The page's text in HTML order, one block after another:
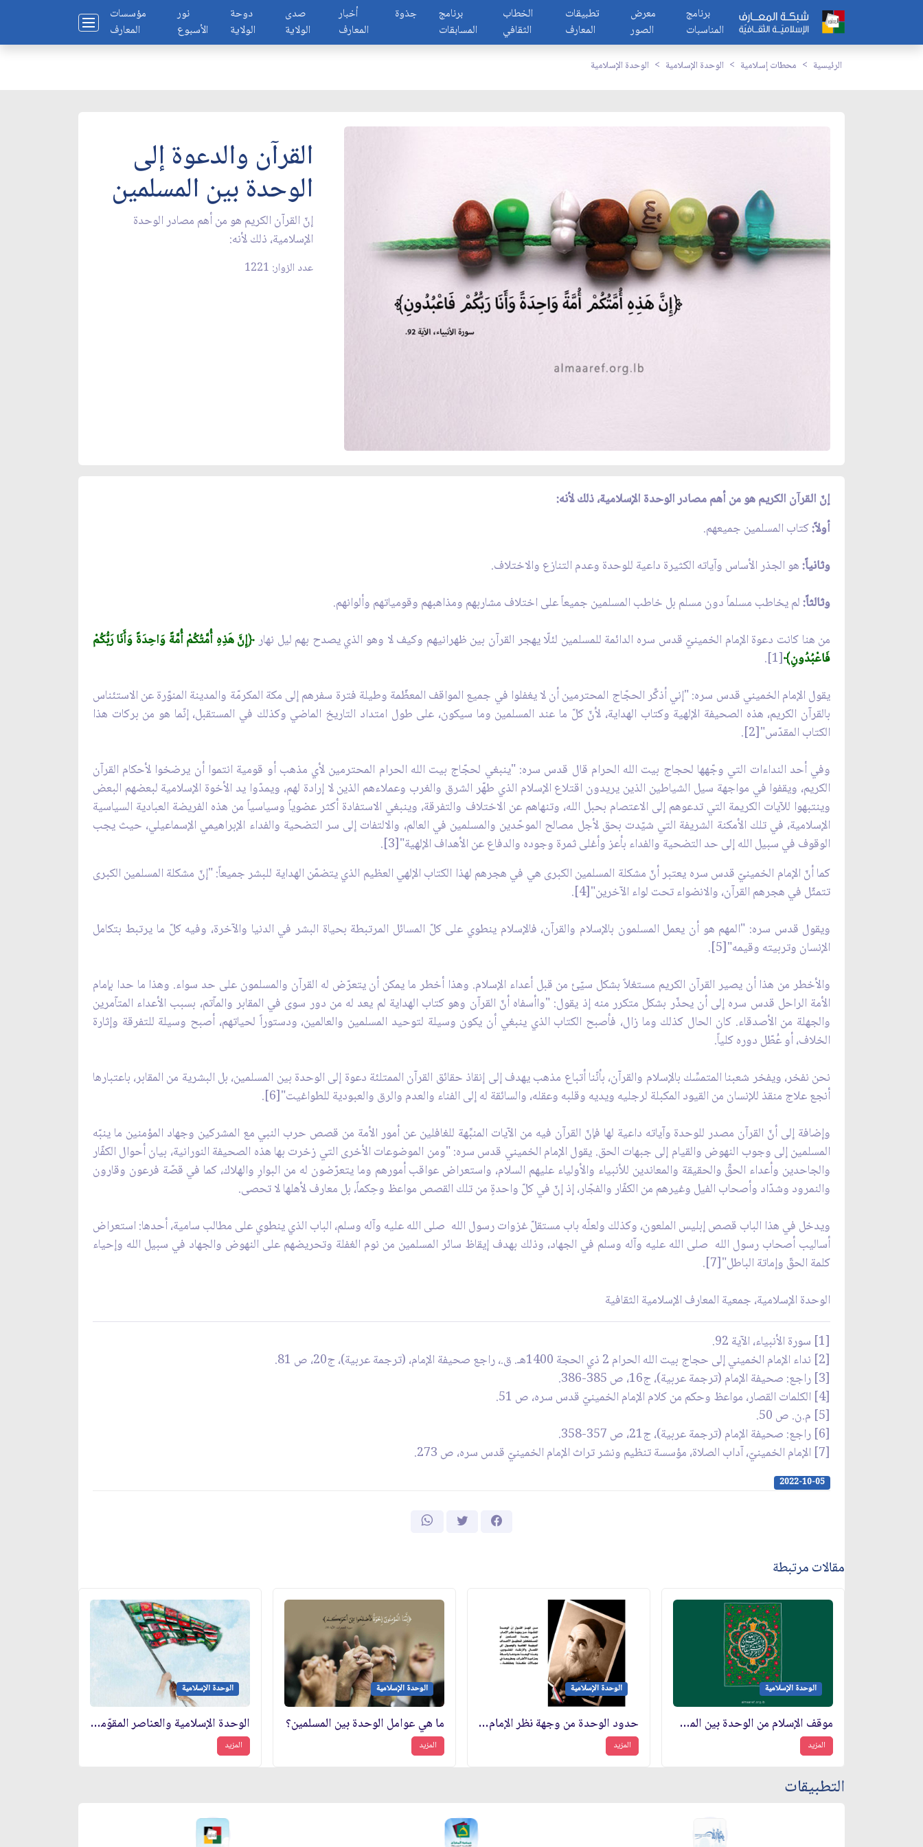
مؤسسات
المعارف
نور
الأسبوع
دوحة
الولاية
صدى
الولاية
أخبار
المعارف
جذوة
برنامج
المسابقات
الخطاب
الثقافي
تطبيقات
المعارف
معرض
الصور
برنامج
المناسبات
الرئيسية محطات إسلامية الوحدة الإسلامية الوحدة الإسلامية
القرآن والدعوة إلى
الوحدة بين المسلمين
إنّ القرآن الكريم هو من أهم مصادر الوحدة
الإسلامية، ذلك لأنه:
عدد الزوار: 1221
إنّ القرآن الكريم هو من أهم مصادر الوحدة الإسلامية، ذلك لأنه:
أولاً:كتاب المسلمين جميعهم.
وثانياً:هو الجذر الأساس وآياته الكثيرة داعية للوحدة وعدم التنازع والاختلاف.
وثالثاً:لم يخاطب مسلماً دون مسلم بل خاطب المسلمين جميعاً على اختلاف مشاربهم ومذاهبهم وقومياتهم وألوانهم.
من هنا كانت دعوة الإمام الخمينيّ قدس سره الدائمة للمسلمين لئلّا يهجر القرآن بين ظهرانيهم وكيف لا وهو الذي يصدح بهم ليل نهار﴿إِنَّ هَذِهِ أُمَّتُكُمْ أُمَّةً وَاحِدَةً وَأَنَا رَبُّكُمْ
فَاعْبُدُونِ﴾[1].
يقول الإمام الخميني قدس سره: "إني أذكِّر الحجّاج المحترمين أن لا يغفلوا في جميع المواقف المعظّمة وطيلة فترة سفرهم إلى مكة المكرمّة والمدينة المنوّرة عن الاستئناس
بالقرآن الكريم، هذه الصحيفة الإلهية وكتاب الهداية، لأنّ كلّ ما عند المسلمين وما سيكون، على طول امتداد التاريخ الماضي وكذلك في المستقبل، إنّما هو من بركات هذا
الكتاب المقدّس"[2].
وفي أحد النداءات التي وجّهها لحجاج بيت الله الحرام قال قدس سره: "ينبغي لحجّاج بيت الله الحرام المحترمين لأي مذهب أو قومية انتموا أن يرضخوا لأحكام القرآن
الكريم، ويقفوا في مواجهة سيل الشياطين الذين يريدون اقتلاع الإسلام الذي طهّر الشرق والغرب وعملاءهم الذين لا إرادة لهم، ويمدّوا يد الأخوة الإسلامية لبعضهم البعض
وينتبهوا للآيات الكريمة التي تدعوهم إلى الاعتصام بحبل الله، وتنهاهم عن الاختلاف والتفرقة، وينبغي الاستفادة أكثر عضوياً وسياسياً من هذه الفريضة العبادية السياسية
الإسلامية، في تلك الأمكنة الشريفة التي شيّدت بحق لأجل مصالح الموحّدين والمسلمين في العالم، والالتفات إلى سر التضحية والفداء الإبراهيمي الإسماعيلي، حيث يجب
الوقوف في سبيل الله إلى حد التضحية والفداء بأعز وأغلى ثمرة وجوده والدفاع عن الأهداف الإلهية"[3].
كما أنّ الإمام الخمينيّ قدس سره يعتبر أنّ مشكلة المسلمين الكبرى هي في هجرهم لهذا الكتاب الإلهي العظيم الذي يتضمّن الهداية للبشر جميعاً: "إنّ مشكلة المسلمين الكبرى
تتمثّل في هجرهم القرآن، والانضواء تحت لواء الآخرين"[4].
ويقول قدس سره: "المهم هو أن يعمل المسلمون بالإسلام والقرآن، فالإسلام ينطوي على كلّ المسائل المرتبطة بحياة البشر في الدنيا والآخرة، وفيه كلّ ما يرتبط بتكامل
الإنسان وتربيته وقيمه"[5].
والأخطر من هذا أن يصير القرآن الكريم مستغلاً بشكل سيّئ من قبل أعداء الإسلام. وهذا أخطر ما يمكن أن يتعرّض له القرآن والمسلمون على حد سواء. وهذا ما حدا بإمام
الأمة الراحل قدس سره إلى أن يحذّر بشكل متكرر منه إذ يقول: "واأسفاه أنّ القرآن وهو كتاب الهداية لم يعد له من دور سوى في المقابر والمآتم، بسبب الأعداء المتآمرين
والجهلة من الأصدقاء. كان الحال كذلك وما زال، فأصبح الكتاب الذي ينبغي أن يكون وسيلة لتوحيد المسلمين والعالمين، ودستوراً لحياتهم، أصبح وسيلة للتفرقة وإثارة
الخلاف، أو عُطّل دوره كلياً.
نحن نفخر، ويفخر شعبنا المتمسِّك بالإسلام والقرآن، بأنّنا أتباع مذهب يهدف إلى إنقاذ حقائق القرآن الممتلئة دعوة إلى الوحدة بين المسلمين، بل البشرية من المقابر، باعتبارها
أنجع علاج منقذ للإنسان من القيود المكبلة لرجليه ويديه وقلبه وعقله، والسائقة له إلى الفناء والعدم والرق والعبودية للطواغيت"[6].
وإضافة إلى أنّ القرآن مصدر للوحدة وآياته داعية لها فإنّ القرآن فيه من الآيات المنبِّهة للغافلين عن أمور الأمة من قصص حرب النبي مع المشركين وجهاد المؤمنين ما ينبّه
المسلمين إلى وجوب النهوض والقيام إلى جبهات الحق. يقول الإمام الخميني قدس سره: "ومن الموضوعات الأخرى التي زخرت بها هذه الصحيفة النورانية، بيان أحوال الكفّار
والجاحدين وأعداء الحقِّ والحقيقة والمعاندين للأنبياء والأولياء عليهم السلام، واستعراض عواقب أمورهم وما يتعرّضون له من البوارِ والهلاك، كما في قصّة فرعون وقارون
والنمرود وشدّاد وأصحاب الفيل وغيرهم من الكفّار والفجّار، إذ إنّ في كلّ واحدةٍ من تلك القصص مواعظ وحِكماً، بل معارف لأهلها لا تحصى.
ويدخل في هذا الباب قصص إبليس الملعون، وكذلك ولعلّه باب مستقلّ غزوات رسول الله صلى الله عليه وآله وسلم، الباب الذي ينطوي على مطالب سامية، أحدها: استعراض
أساليب أصحاب رسول الله صلى الله عليه وآله وسلم في الجهاد، وذلك بهدف إيقاظ سائر المسلمين من نوم الغفلة وتحريضهم على النهوض والجهاد في سبيل الله‏ وإحياء
كلمة الحقّ وإماتة الباطل"[7].
الوحدة الإسلامية، جمعية المعارف الإسلامية الثقافية
[1] سورة الأنبياء، الآية 92.
[2] نداء الإمام الخميني إلى حجاج بيت الله الحرام 2 ذي الحجة 1400هـ. ق.، راجع صحيفة الإمام، (ترجمة عربية)، ج‏20، ص 81.
[3] راجع: صحيفة الإمام (ترجمة عربية)، ج‏16، ص 385-386.
[4] الكلمات القصار، مواعظ وحكم من كلام الإمام الخمينيّ قدس سره، ص 51.
[5] م.ن. ص 50.
[6] راجع: صحيفة الإمام (ترجمة عربية)، ج‏21، ص 357-358.
[7] الإمام الخمينيّ، آداب الصلاة، مؤسسة تنظيم ونشر تراث الإمام الخمينيّ قدس سره، ص 273.
2022-10-05
مقالات مرتبطة
الوحدة الإسلامية
موقف الإسلام من الوحدة بين المسلمين
المزيد
الوحدة الإسلامية
حدود الوحدة من وجهة نظر الإمام الخميني (قدس سره)
المزيد
الوحدة الإسلامية
ما هي عوامل الوحدة بين المسلمين؟
المزيد
الوحدة الإسلامية
الوحدة الإسلامية والعناصر المقوّمة لها
المزيد
التطبيقات